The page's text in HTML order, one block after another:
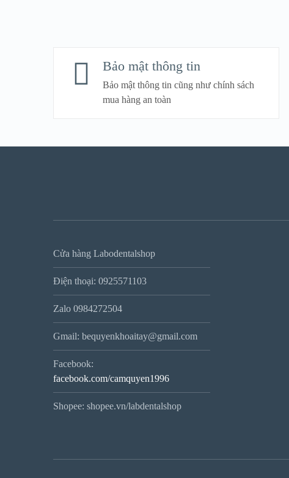
Bảo mật thông tin
Bảo mật thông tin cũng như chính sách
mua hàng an toàn
Cửa hàng Labodentalshop
Điện thoại: 0925571103
Zalo 0984272504
Gmail: bequyenkhoaitay@gmail.com
Facebook:
facebook.com/camquyen1996
Shopee: shopee.vn/labdentalshop